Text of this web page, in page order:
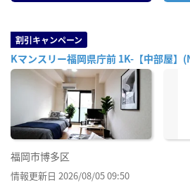
割引キャンペーン
Kマンスリー福岡県庁前 1K-【中部屋】
福岡市博多区
情報更新日 2026/08/05 09:50